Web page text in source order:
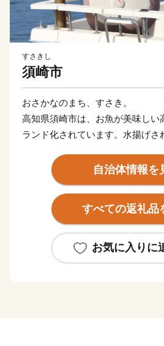
すさきし
須崎市
おさかなのまち、すさき。
高知県須崎市は、お魚が美味しい
ランド化されています。水揚げさ
す。 池ノ浦や久通で捕れる伊勢
の地野見湾の鯛やカンパチ、季節
カの刺身も人気を集め、鮮度抜群
す。また、黒潮の恵みをたっぷり
★ABCテレビ「頂！キッチン」で
自治体情報を
すべての返礼品
お気に入りに